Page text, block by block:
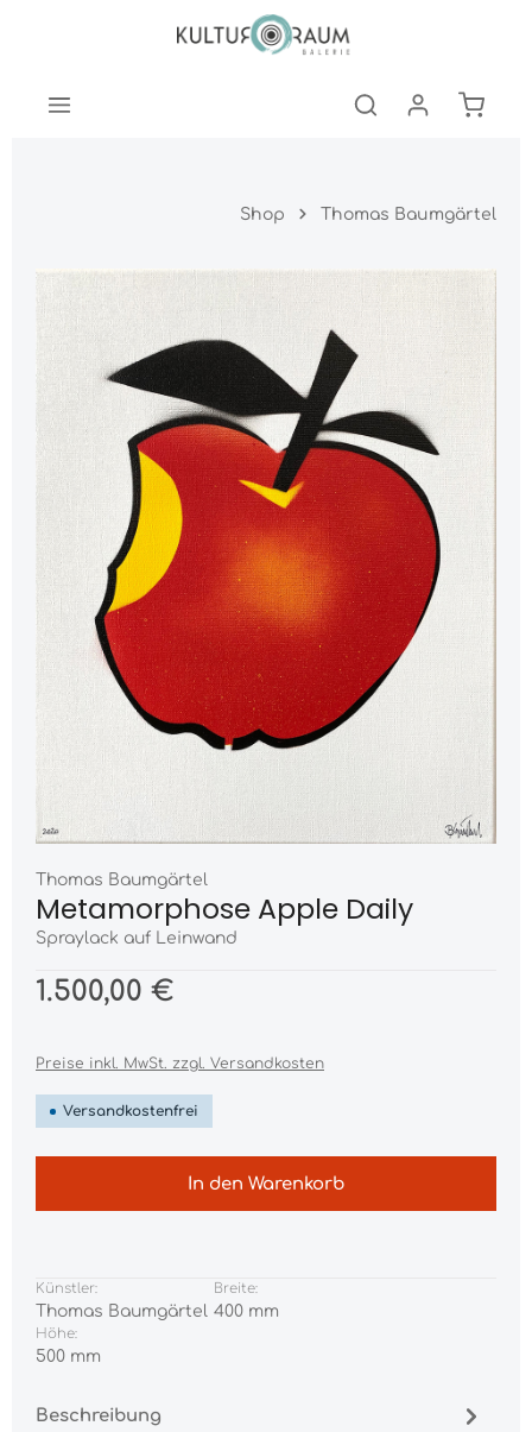
Shop Thomas Baumgärtel
Thomas Baumgärtel
Metamorphose Apple Daily
Spraylack auf Leinwand
1.500,00 €
Preise inkl. MwSt. zzgl. Versandkosten
Versandkostenfrei
In den Warenkorb
Künstler:
Thomas Baumgärtel
Breite:
400 mm
Höhe:
500 mm
Beschreibung